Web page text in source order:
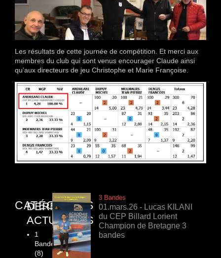
Les résultats de cette journée de compétition. Et merci aux
membres du club qui sont venus encourager Claude ainsi
qu’aux directeurs de jeu Christophe et Marie Françoise.
CATÉGORIES
1
Bande
(8)
DERNIÈRES
ACTUALITÉS
3 Bandes
01.mars.26 - Lucas KILANI
du CEP Billard Lorient
Champion de Bretagne 3
bandes